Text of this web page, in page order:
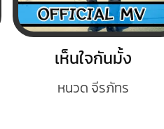
เห็นใจกันมั้ง
หนวด จีรภัทร